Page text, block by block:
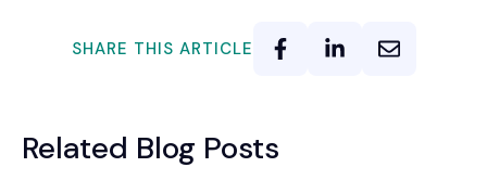
SHARE THIS ARTICLE
Related Blog Posts